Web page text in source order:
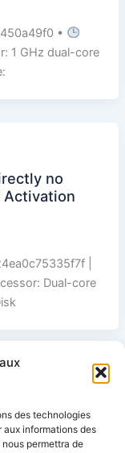
des technologies
informations des
permettra de
•
1 GHz dual-core
no
Activation
|
Dual-core